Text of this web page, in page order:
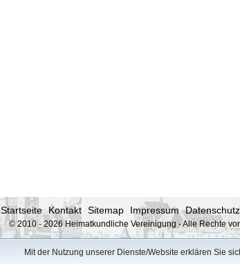
Mit der Nutzung unserer Dienste/Website erklären Sie
Startseite Kontakt Sitemap Impressum
© 2010 - 2026 Heimatkundliche Vereinigung - Alle Rechte